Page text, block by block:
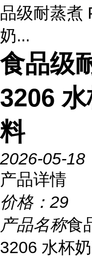
品级耐蒸煮
奶...
食品级
3206
料
2026-05-18
产品详情
价格： 29
产品名称食
3206 水杯